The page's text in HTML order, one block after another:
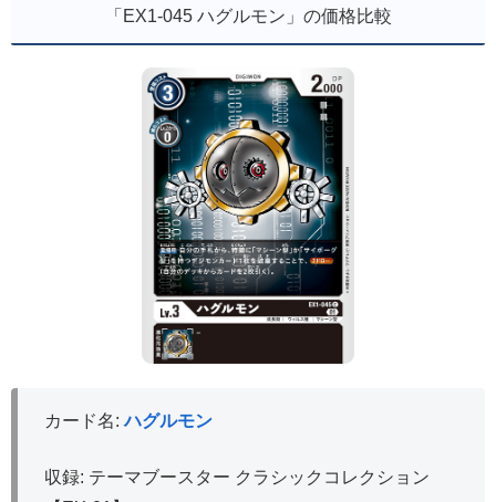
「EX1-045 ハグルモン」の価格比較
カード名:ハグルモン
収録: テーマブースター クラシックコレクション